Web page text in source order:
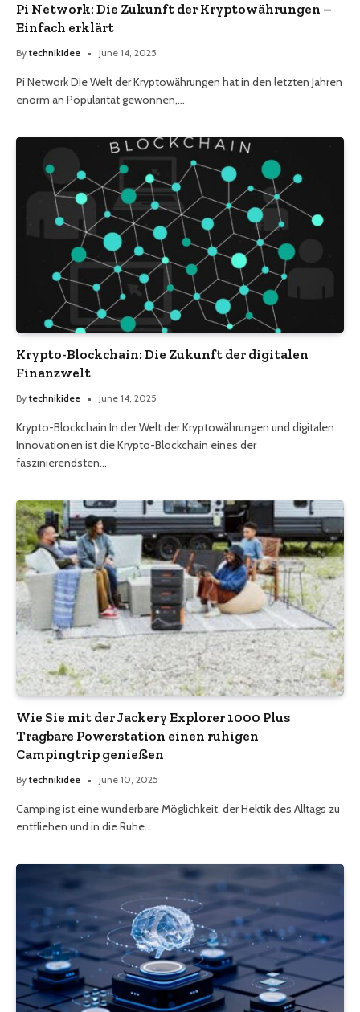
Pi Network: Die Zukunft der Kryptowährungen –
Einfach erklärt
By technikidee June 14, 2025
Pi Network Die Welt der Kryptowährungen hat in den letzten Jahren
enorm an Popularität gewonnen,…
Krypto-Blockchain: Die Zukunft der digitalen
Finanzwelt
By technikidee June 14, 2025
Krypto-Blockchain In der Welt der Kryptowährungen und digitalen
Innovationen ist die Krypto-Blockchain eines der
faszinierendsten…
Wie Sie mit der Jackery Explorer 1000 Plus
Tragbare Powerstation einen ruhigen
Campingtrip genießen
By technikidee June 10, 2025
Camping ist eine wunderbare Möglichkeit, der Hektik des Alltags zu
entfliehen und in die Ruhe…